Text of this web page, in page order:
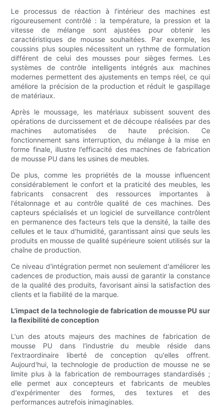
Le processus de réaction à l'intérieur des machines est
rigoureusement contrôlé : la température, la pression et la
vitesse de mélange sont ajustées pour obtenir les
caractéristiques de mousse souhaitées. Par exemple, les
coussins plus souples nécessitent un rythme de formulation
différent de celui des mousses pour sièges fermes. Les
systèmes de contrôle intelligents intégrés aux machines
modernes permettent des ajustements en temps réel, ce qui
améliore la précision de la production et réduit le gaspillage
de matériaux.
Après le moussage, les matériaux subissent souvent des
opérations de durcissement et de découpe réalisées par des
machines automatisées de haute précision. Ce
fonctionnement sans interruption, du mélange à la mise en
forme finale, illustre l'efficacité des machines de fabrication
de mousse PU dans les usines de meubles.
De plus, comme les propriétés de la mousse influencent
considérablement le confort et la praticité des meubles, les
fabricants consacrent des ressources importantes à
l'étalonnage et au contrôle qualité de ces machines. Des
capteurs spécialisés et un logiciel de surveillance contrôlent
en permanence des facteurs tels que la densité, la taille des
cellules et le taux d'humidité, garantissant ainsi que seuls les
produits en mousse de qualité supérieure soient utilisés sur la
chaîne de production.
Ce niveau d'intégration permet non seulement d'améliorer les
cadences de production, mais aussi de garantir la constance
de la qualité des produits, favorisant ainsi la satisfaction des
clients et la fiabilité de la marque.
L’impact de la technologie de fabrication de mousse PU sur
la flexibilité de conception
L'un des atouts majeurs des machines de fabrication de
mousse PU dans l'industrie du meuble réside dans
l'extraordinaire liberté de conception qu'elles offrent.
Aujourd'hui, la technologie de production de mousse ne se
limite plus à la fabrication de rembourrages standardisés ;
elle permet aux concepteurs et fabricants de meubles
d'expérimenter des formes, des textures et des
performances autrefois inimaginables.